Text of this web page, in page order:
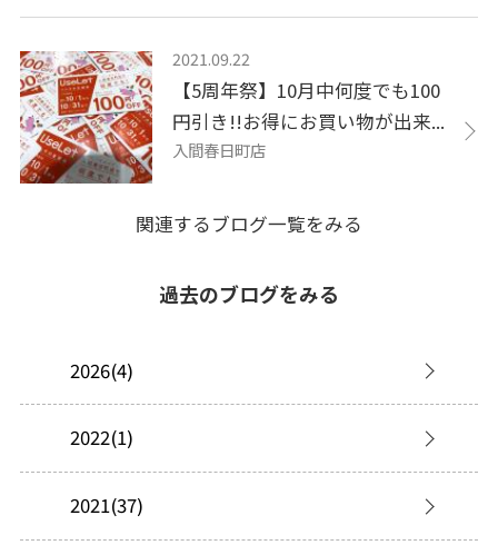
2021.09.22
【5周年祭】10月中何度でも100
円引き!!お得にお買い物が出来...
入間春日町店
関連するブログ一覧をみる
過去のブログをみる
2026(4)
2022(1)
2021(37)